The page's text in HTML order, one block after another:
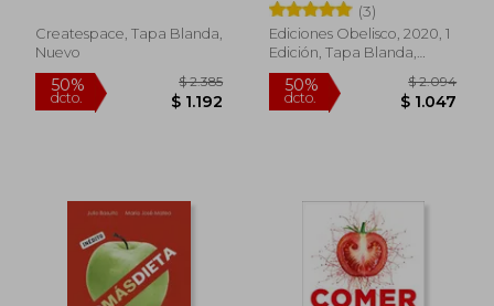
Createspace, Tapa Blanda,
Nuevo
Elyse
(3)
Ediciones Obelisco, 2020, 1
Edición, Tapa Blanda,
Nuevo